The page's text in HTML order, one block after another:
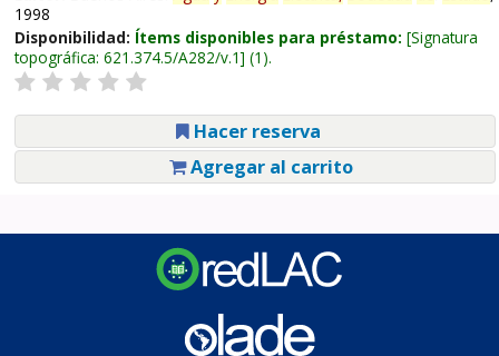
1998
Disponibilidad: Ítems disponibles para préstamo: Signatura
topográfica: 621.374.5/A282/v.1 (1).
Hacer reserva
Agregar al carrito